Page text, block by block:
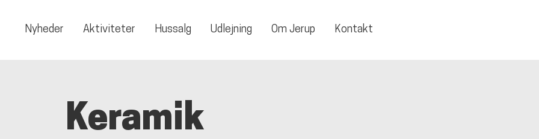
Nyheder Aktiviteter Hussalg Udlejning Om Jerup Kontakt
Keramik